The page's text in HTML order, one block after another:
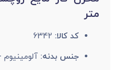
متر
کد کالا:
جنس بدنه: